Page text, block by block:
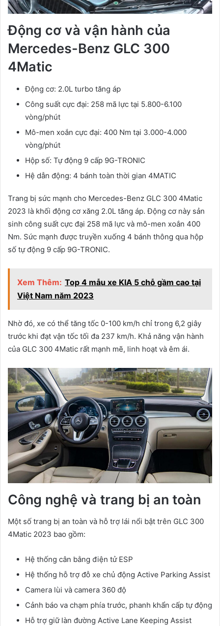
Động cơ và vận hành của
Mercedes-Benz GLC 300
4Matic
Động cơ: 2.0L turbo tăng áp
Công suất cực đại: 258 mã lực tại 5.800-6.100
vòng/phút
Mô-men xoắn cực đại: 400 Nm tại 3.000-4.000
vòng/phút
Hộp số: Tự động 9 cấp 9G-TRONIC
Hệ dẫn động: 4 bánh toàn thời gian 4MATIC
Trang bị sức mạnh cho Mercedes-Benz GLC 300 4Matic
2023 là khối động cơ xăng 2.0L tăng áp. Động cơ này sản
sinh công suất cực đại 258 mã lực và mô-men xoắn 400
Nm. Sức mạnh được truyền xuống 4 bánh thông qua hộp
số tự động 9 cấp 9G-TRONIC.
Xem Thêm: Top 4 mẫu xe KIA 5 chỗ gầm cao tại
Việt Nam năm 2023
Nhờ đó, xe có thể tăng tốc 0-100 km/h chỉ trong 6,2 giây
trước khi đạt vận tốc tối đa 237 km/h. Khả năng vận hành
của GLC 300 4Matic rất mạnh mẽ, linh hoạt và êm ái.
Công nghệ và trang bị an toàn
Một số trang bị an toàn và hỗ trợ lái nổi bật trên GLC 300
4Matic 2023 bao gồm:
Hệ thống cân bằng điện tử ESP
Hệ thống hỗ trợ đỗ xe chủ động Active Parking Assist
Camera lùi và camera 360 độ
Cảnh báo va chạm phía trước, phanh khẩn cấp tự động
Hỗ trợ giữ làn đường Active Lane Keeping Assist